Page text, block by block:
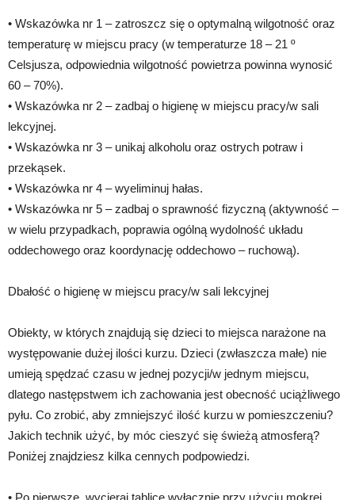
• Wskazówka nr 1 – zatroszcz się o optymalną wilgotność oraz
temperaturę w miejscu pracy (w temperaturze 18 – 21 º
Celsjusza, odpowiednia wilgotność powietrza powinna wynosić
60 – 70%).
• Wskazówka nr 2 – zadbaj o higienę w miejscu pracy/w sali
lekcyjnej.
• Wskazówka nr 3 – unikaj alkoholu oraz ostrych potraw i
przekąsek.
• Wskazówka nr 4 – wyeliminuj hałas.
• Wskazówka nr 5 – zadbaj o sprawność fizyczną (aktywność –
w wielu przypadkach, poprawia ogólną wydolność układu
oddechowego oraz koordynację oddechowo – ruchową).
Dbałość o higienę w miejscu pracy/w sali lekcyjnej
Obiekty, w których znajdują się dzieci to miejsca narażone na
występowanie dużej ilości kurzu. Dzieci (zwłaszcza małe) nie
umieją spędzać czasu w jednej pozycji/w jednym miejscu,
dlatego następstwem ich zachowania jest obecność uciążliwego
pyłu. Co zrobić, aby zmniejszyć ilość kurzu w pomieszczeniu?
Jakich technik użyć, by móc cieszyć się świeżą atmosferą?
Poniżej znajdziesz kilka cennych podpowiedzi.
• Po pierwsze, wycieraj tablicę wyłącznie przy użyciu mokrej